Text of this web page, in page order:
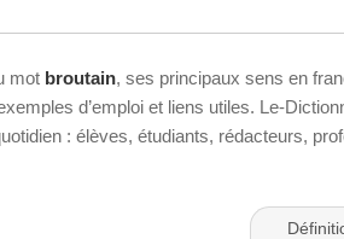
mot broutain, ses principaux sens en
d’emploi et liens utiles. Le-
: élèves, étudiants, rédacteurs,